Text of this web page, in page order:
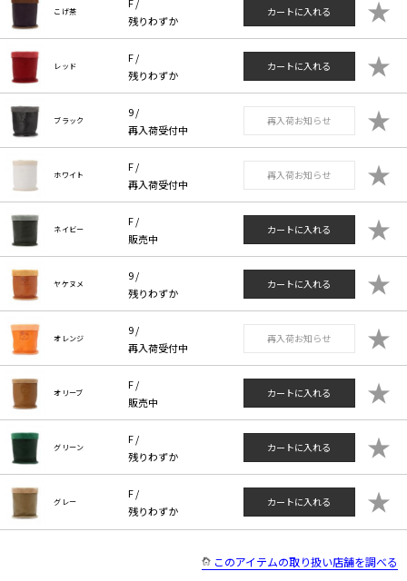
こげ茶
残りわずか
カートに入れる ★
レッド
F /
残りわずか
カートに入れる ★
ブラック
9 /
再入荷受付中
再入荷お知らせ ★
ホワイト
F /
再入荷受付中
再入荷お知らせ ★
ネイビー
F /
販売中
カートに入れる ★
ヤケヌメ
9 /
残りわずか
カートに入れる ★
オレンジ
9 /
再入荷受付中
再入荷お知らせ ★
オリーブ
F /
販売中
カートに入れる ★
グリーン
F /
残りわずか
カートに入れる ★
グレー
F /
残りわずか
カートに入れる ★
このアイテムの取り扱い店舗を調べる